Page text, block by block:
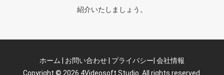
紹介いたしましょう。
ホーム お問い合わせ プライバシー 会社情報
Copyright © 2026 4Videosoft Studio. All rights reserved.